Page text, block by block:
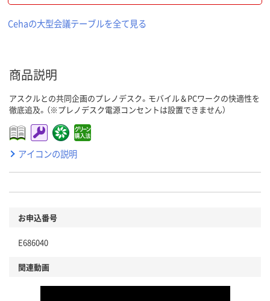
Cehaの大型会議テーブルを全て見る
商品説明
アスクルとの共同企画のプレノデスク。モバイル＆PCワークの快適性を
徹底追及。（※プレノデスク電源コンセントは設置できません）
アイコンの説明
お申込番号
E686040
関連動画